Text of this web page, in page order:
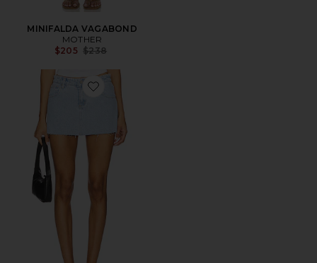
MINIFALDA VAGABOND
MOTHER
$205 Previous price:
$238
Favorite FALDA 99